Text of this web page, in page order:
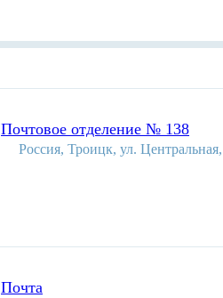
Почтовое отделение № 138
Россия, Троицк, ул.
Почта